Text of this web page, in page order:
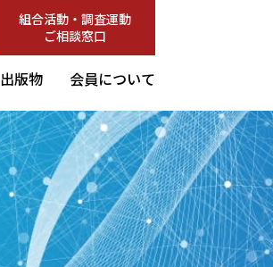
組合活動・調査運動
ご相談窓口
出版物 会員について